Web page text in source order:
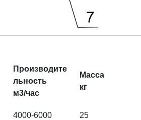
Производите
льность
м3/час
Масса
кг
4000-6000 25